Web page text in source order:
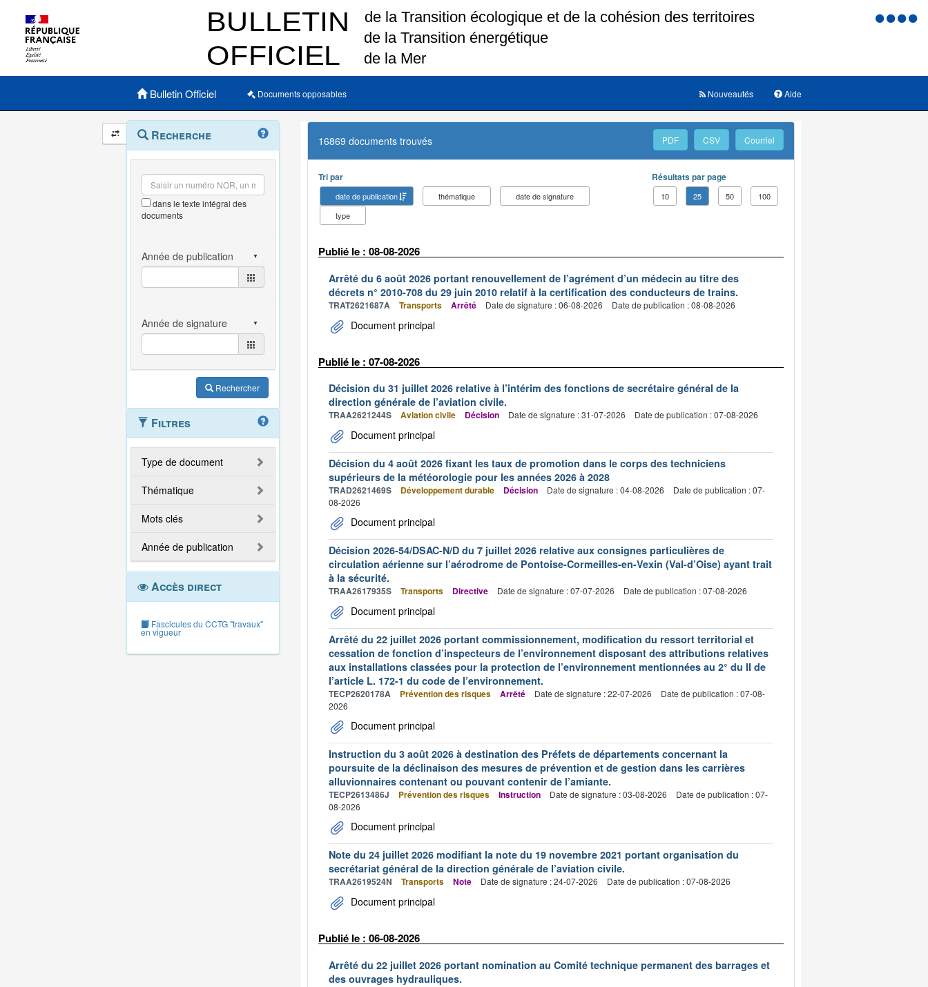
Menu
Menu principal
Bulletin Officiel Documents opposables Aide
Nouveautés
Navigation
et
outils
annexes
Menu
contextuel
Recherche
dans le texte intégral des
documents
Rechercher
Filtres
Type de document
Thématique
Mots clés
Année de publication
Accès direct
Fascicules du CCTG "travaux"
en vigueur
16869 documents trouvés PDF CSV Courriel
Tri par
date de publication thématique
date de signature
type
Résultats par page
10 25 50 100
Publié le : 08-08-2026
Arrêté du 6 août 2026 portant renouvellement de l’agrément d’un médecin au titre des
décrets n° 2010-708 du 29 juin 2010 relatif à la certification des conducteurs de trains.
TRAT2621687A Transports Arrêté Date de signature : 06-08-2026 Date de publication : 08-08-2026
Document principal
Publié le : 07-08-2026
Décision du 31 juillet 2026 relative à l’intérim des fonctions de secrétaire général de la
direction générale de l’aviation civile.
TRAA2621244S Aviation civile Décision Date de signature : 31-07-2026 Date de publication : 07-08-2026
Document principal
Décision du 4 août 2026 fixant les taux de promotion dans le corps des techniciens
supérieurs de la météorologie pour les années 2026 à 2028
TRAD2621469S Développement durable Décision Date de signature : 04-08-2026
Date de publication : 07-
08-2026
Document principal
Décision 2026-54/DSAC-N/D du 7 juillet 2026 relative aux consignes particulières de
circulation aérienne sur l’aérodrome de Pontoise-Cormeilles-en-Vexin (Val-d’Oise) ayant trait
à la sécurité.
TRAA2617935S Transports Directive Date de signature : 07-07-2026 Date de publication : 07-08-2026
Document principal
Arrêté du 22 juillet 2026 portant commissionnement, modification du ressort territorial et
cessation de fonction d’inspecteurs de l’environnement disposant des attributions relatives
aux installations classées pour la protection de l’environnement mentionnées au 2° du II de
l’article L. 172-1 du code de l’environnement.
TECP2620178A Prévention des risques Arrêté Date de signature : 22-07-2026
Date de publication : 07-08-
2026
Document principal
Instruction du 3 août 2026 à destination des Préfets de départements concernant la
poursuite de la déclinaison des mesures de prévention et de gestion dans les carrières
alluvionnaires contenant ou pouvant contenir de l’amiante.
TECP2613486J Prévention des risques Instruction Date de signature : 03-08-2026
Date de publication : 07-
08-2026
Document principal
Note du 24 juillet 2026 modifiant la note du 19 novembre 2021 portant organisation du
secrétariat général de la direction générale de l’aviation civile.
TRAA2619524N Transports Note Date de signature : 24-07-2026 Date de publication : 07-08-2026
Document principal
Publié le : 06-08-2026
Arrêté du 22 juillet 2026 portant nomination au Comité technique permanent des barrages et
des ouvrages hydrauliques.